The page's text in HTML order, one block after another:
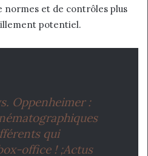
normes et de contrôles plus
potentiel.
Oppenheimer :
qui
office ! ;Actus